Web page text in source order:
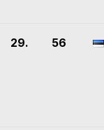
29. 56